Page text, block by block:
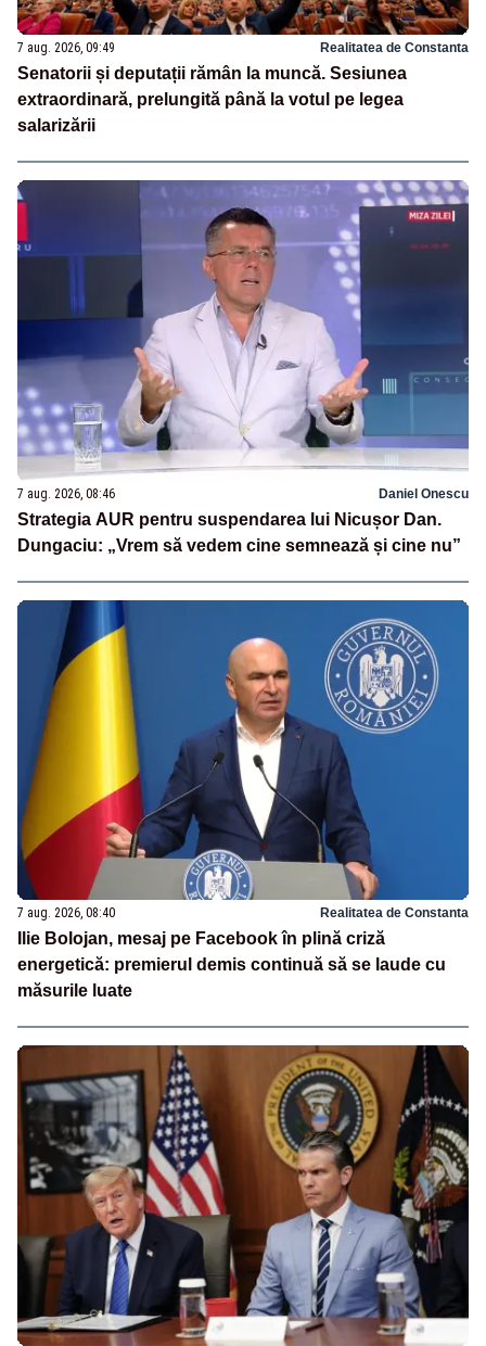
7 aug. 2026, 09:49 Realitatea de Constanta
Senatorii și deputații rămân la muncă. Sesiunea
extraordinară, prelungită până la votul pe legea
salarizării
7 aug. 2026, 08:46 Daniel Onescu
Strategia AUR pentru suspendarea lui Nicușor Dan.
Dungaciu: „Vrem să vedem cine semnează și cine nu”
7 aug. 2026, 08:40 Realitatea de Constanta
Ilie Bolojan, mesaj pe Facebook în plină criză
energetică: premierul demis continuă să se laude cu
măsurile luate